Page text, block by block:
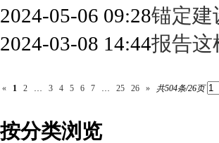
2024-05-06 09:28锚定建
2024-03-08 14:44报告这
« 1 2 … 3 4 5 6 7 … 25 26 » 共504条/26页
按分类浏览